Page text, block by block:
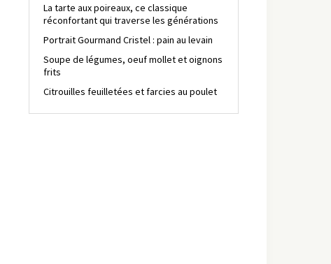
La tarte aux poireaux, ce classique
réconfortant qui traverse les générations
Portrait Gourmand Cristel : pain au levain
Soupe de légumes, oeuf mollet et oignons
frits
Citrouilles feuilletées et farcies au poulet